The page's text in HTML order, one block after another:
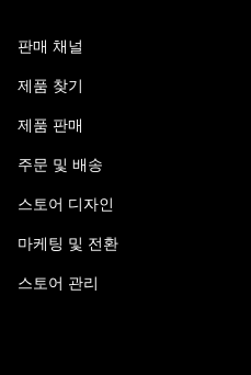
판매 채널
제품 찾기
제품 판매
주문 및 배송
스토어 디자인
마케팅 및 전환
스토어 관리